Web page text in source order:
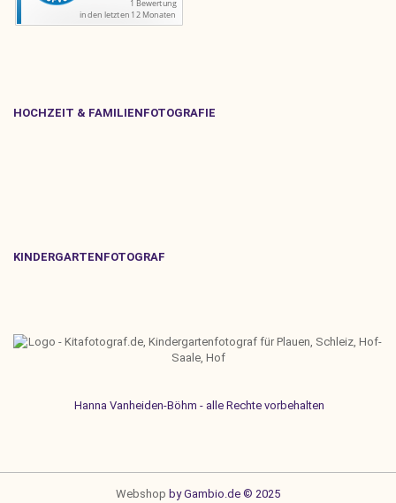
HOCHZEIT & FAMILIENFOTOGRAFIE
KINDERGARTENFOTOGRAF
Hanna Vanheiden-Böhm - alle Rechte vorbehalten
Webshop by Gambio.de © 2025